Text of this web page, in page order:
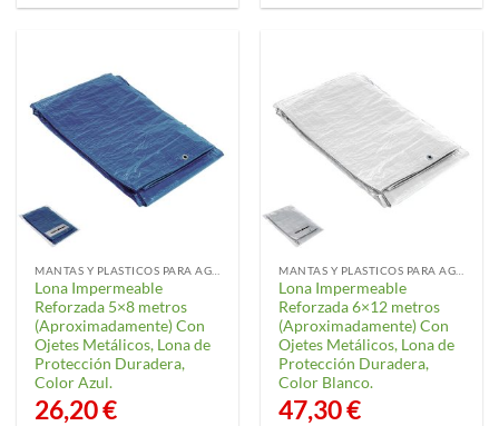
62,70 €
variantes.
Las
opciones
elegir
en
página
de
producto
Lona Impermeable
Reforzada 5×8 metros
(Aproximadamente) Con
Ojetes Metálicos, Lona de
Protección Duradera,
Color Azul.
26,20€
Lona Impermeable
Reforzada 6×12 metros
(Aproximadamente) Con
Ojetes Metálicos, Lona de
Protección Duradera,
Color Blanco.
47,30€